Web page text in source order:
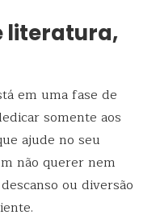
literatura,
em uma fase de
somente aos
ajude no seu
não querer nem
ou diversão